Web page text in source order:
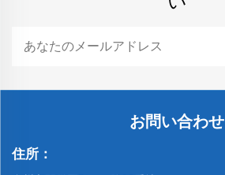
お問い合わせ
住所：